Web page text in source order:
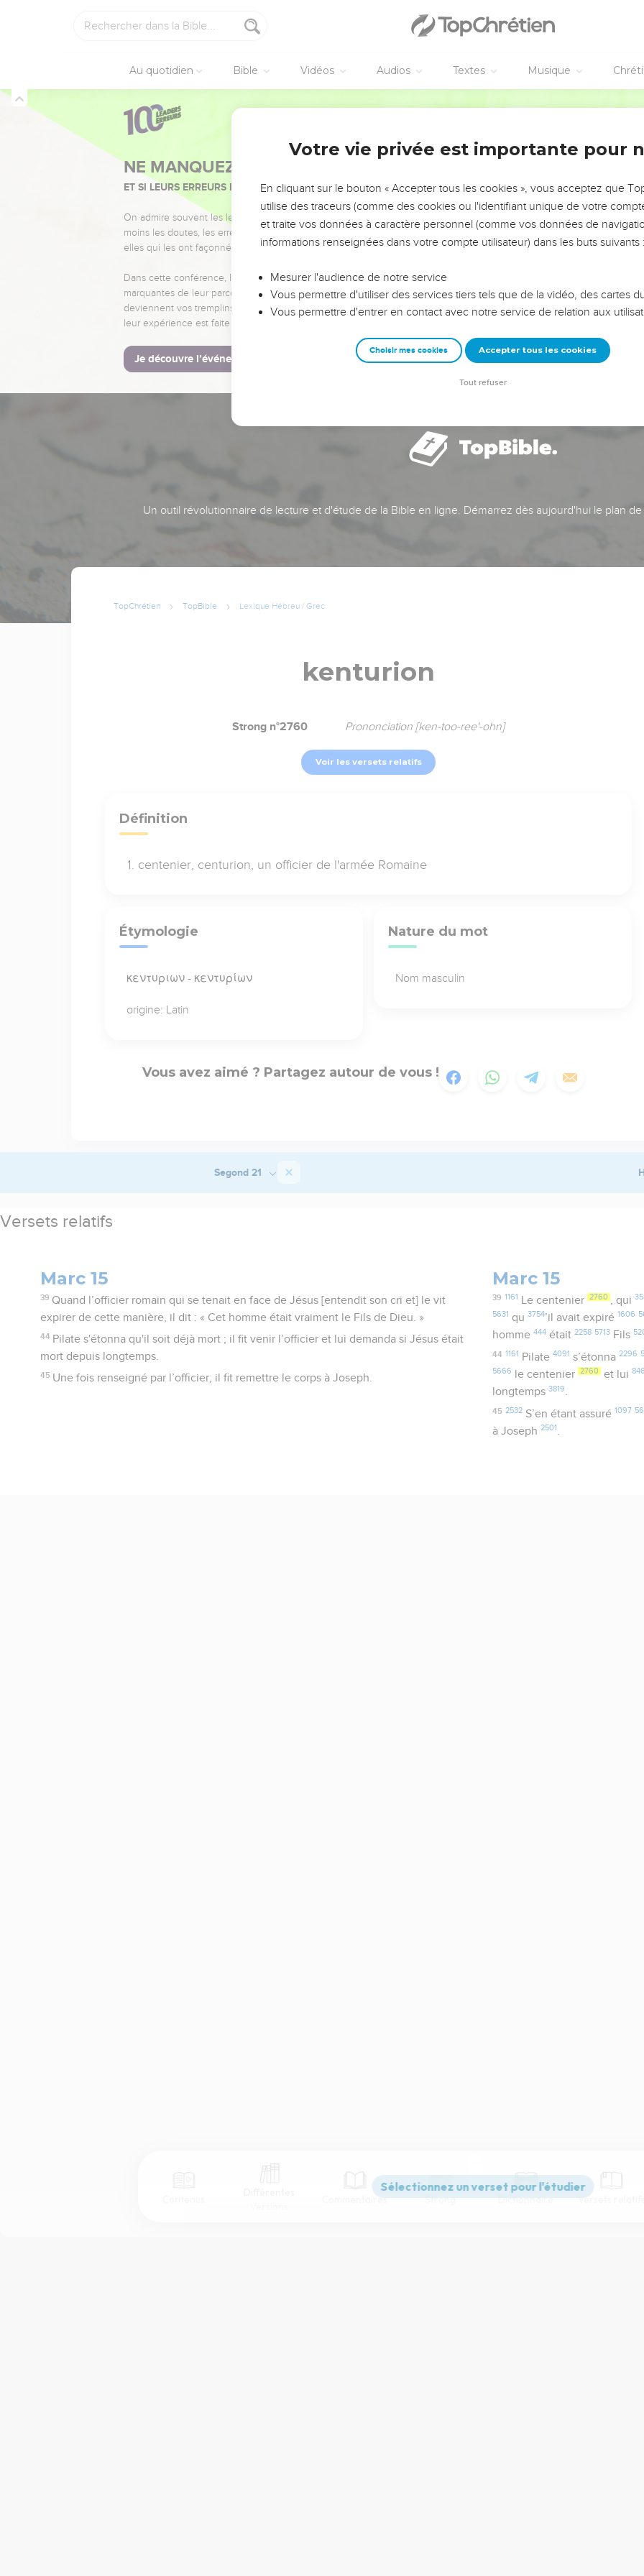
Au quotidien Bible Vidéos Audios Textes Musique
NE MANQUEZ PAS L’ÉVÉNEMENT DE L’ANNÉE !
ET SI LEURS ERREURS POUVAIENT VOUS ÉVITER LES VOTRES ?
On admire souvent les leaders pour leurs réussites, leur impact, leur foi ou leur vision. Mais on voit
moins les doutes, les erreurs et les saisons difficiles qu'ils ont traversés, alors même que ce sont
elles qui les ont façonnés.
Dans cette conférence, leaders, entrepreneurs, et responsables reviennent sur les erreurs
marquantes de leur parcours et les clés pour avancer avec plus de sagesse afin que leurs erreurs
deviennent vos tremplins. Que vous guidiez un ministère, une équipe, un groupe ou une famille,
leur expérience est faite pour vous.
Je découvre l’événement
Un outil révolutionnaire de lecture et d'étude de la Bible en ligne. Démarrez dès aujourd'hui le plan
TopChrétien TopBible Lexique Hébreu / Grec
kenturion
Strong n°2760 Prononciation [ken-too-ree'-ohn]
Voir les versets relatifs
Définition
centenier, centurion, un officier de l'armée Romaine
Étymologie
κεντυριων - κεντυρίων
origine: Latin
Nature du mot
Nom masculin
Vous avez aimé ? Partagez autour de vous !
Commentaires Strong Dictionnaire Versets relatifs
Segond 21
Versets relatifs
Marc 15
39 Quand l’officier romain qui se tenait en face de Jésus [entendit son cri et] le vit
expirer de cette manière, il dit : « Cet homme était vraiment le Fils de Dieu. »
44 Pilate s'étonna qu'il soit déjà mort ; il fit venir l’officier et lui demanda si Jésus était
mort depuis longtemps.
45 Une fois renseigné par l’officier, il fit remettre le corps à Joseph.
Marc 15
39 1161 Le centenier 2760 , qui
5631 qu3754’il avait expiré 1606
homme444 était2258 5713 Fils
44 1161 Pilate 4091 s’étonna 2296
5666 le centenier 2760 et lui846
longtemps3819.
45 2532S’en étant assuré 1097
à Joseph2501 .
Votre vie privée est importante pour
En cliquant sur le bouton « Accepter tous les cookies », vous acceptez que
utilise des traceurs (comme des cookies ou l'identifiant unique de votre
et traite vos données à caractère personnel (comme vos données de
informations renseignées dans votre compte utilisateur) dans les buts suivants :
Mesurer l'audience de notre service
Vous permettre d'utiliser des services tiers tels que de la vidéo, des cartes
Vous permettre d'entrer en contact avec notre service de relation aux
Choisir mes cookies Accepter tous les cookies
Tout refuser